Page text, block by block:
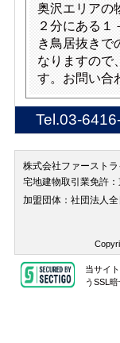
奥沢エリアの
２分にある１
き鳥居抜きで
なりますので
す。お問い合
Tel.03-
株式会社ファーストラ
宅地建物取引業免許
加盟団体：社団法人
当サイ
うSSL